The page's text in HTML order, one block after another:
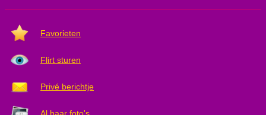
Rijpe
Meiden
Lolita
Per
leeftijd
18-
Jaar
Favorieten
Flirt sturen
Privé berichtje